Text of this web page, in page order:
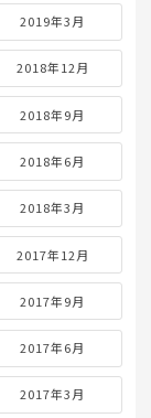
2019年3月
2018年12月
2018年9月
2018年6月
2018年3月
2017年12月
2017年9月
2017年6月
2017年3月